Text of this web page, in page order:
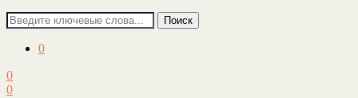
Поиск
0
0
0